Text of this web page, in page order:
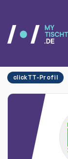
clickTT-Profil